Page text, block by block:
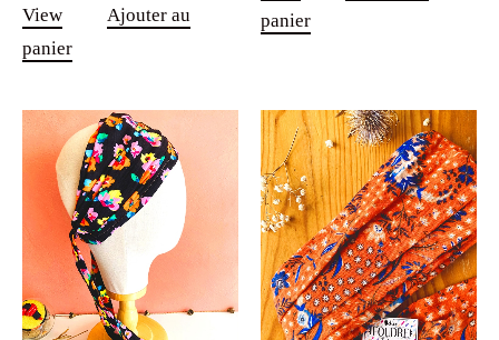
View
Ajouter au
panier
panier